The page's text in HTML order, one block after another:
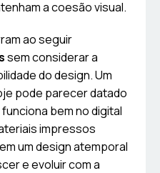
a coesão visual.
ao seguir
sem considerar a
do design. Um
pode parecer datado
bem no digital
impressos
um design atemporal
e evoluir com a